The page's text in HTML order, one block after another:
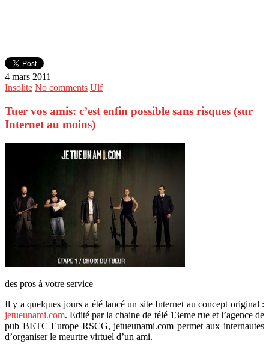
4 mars 2011
Insolite No comments Ulf
Tuer vos amis: c’est enfin possible sans risques (sur
Internet au moins)
des pros à votre service
Il y a quelques jours a été lancé un site Internet au concept original :
jetueunami.com. Edité par la chaine de télé 13eme rue et l’agence de
pub BETC Europe RSCG, jetueunami.com permet aux internautes
d’organiser le meurtre virtuel d’un ami.